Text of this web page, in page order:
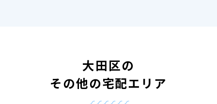
大田区の
その他の宅配エリア